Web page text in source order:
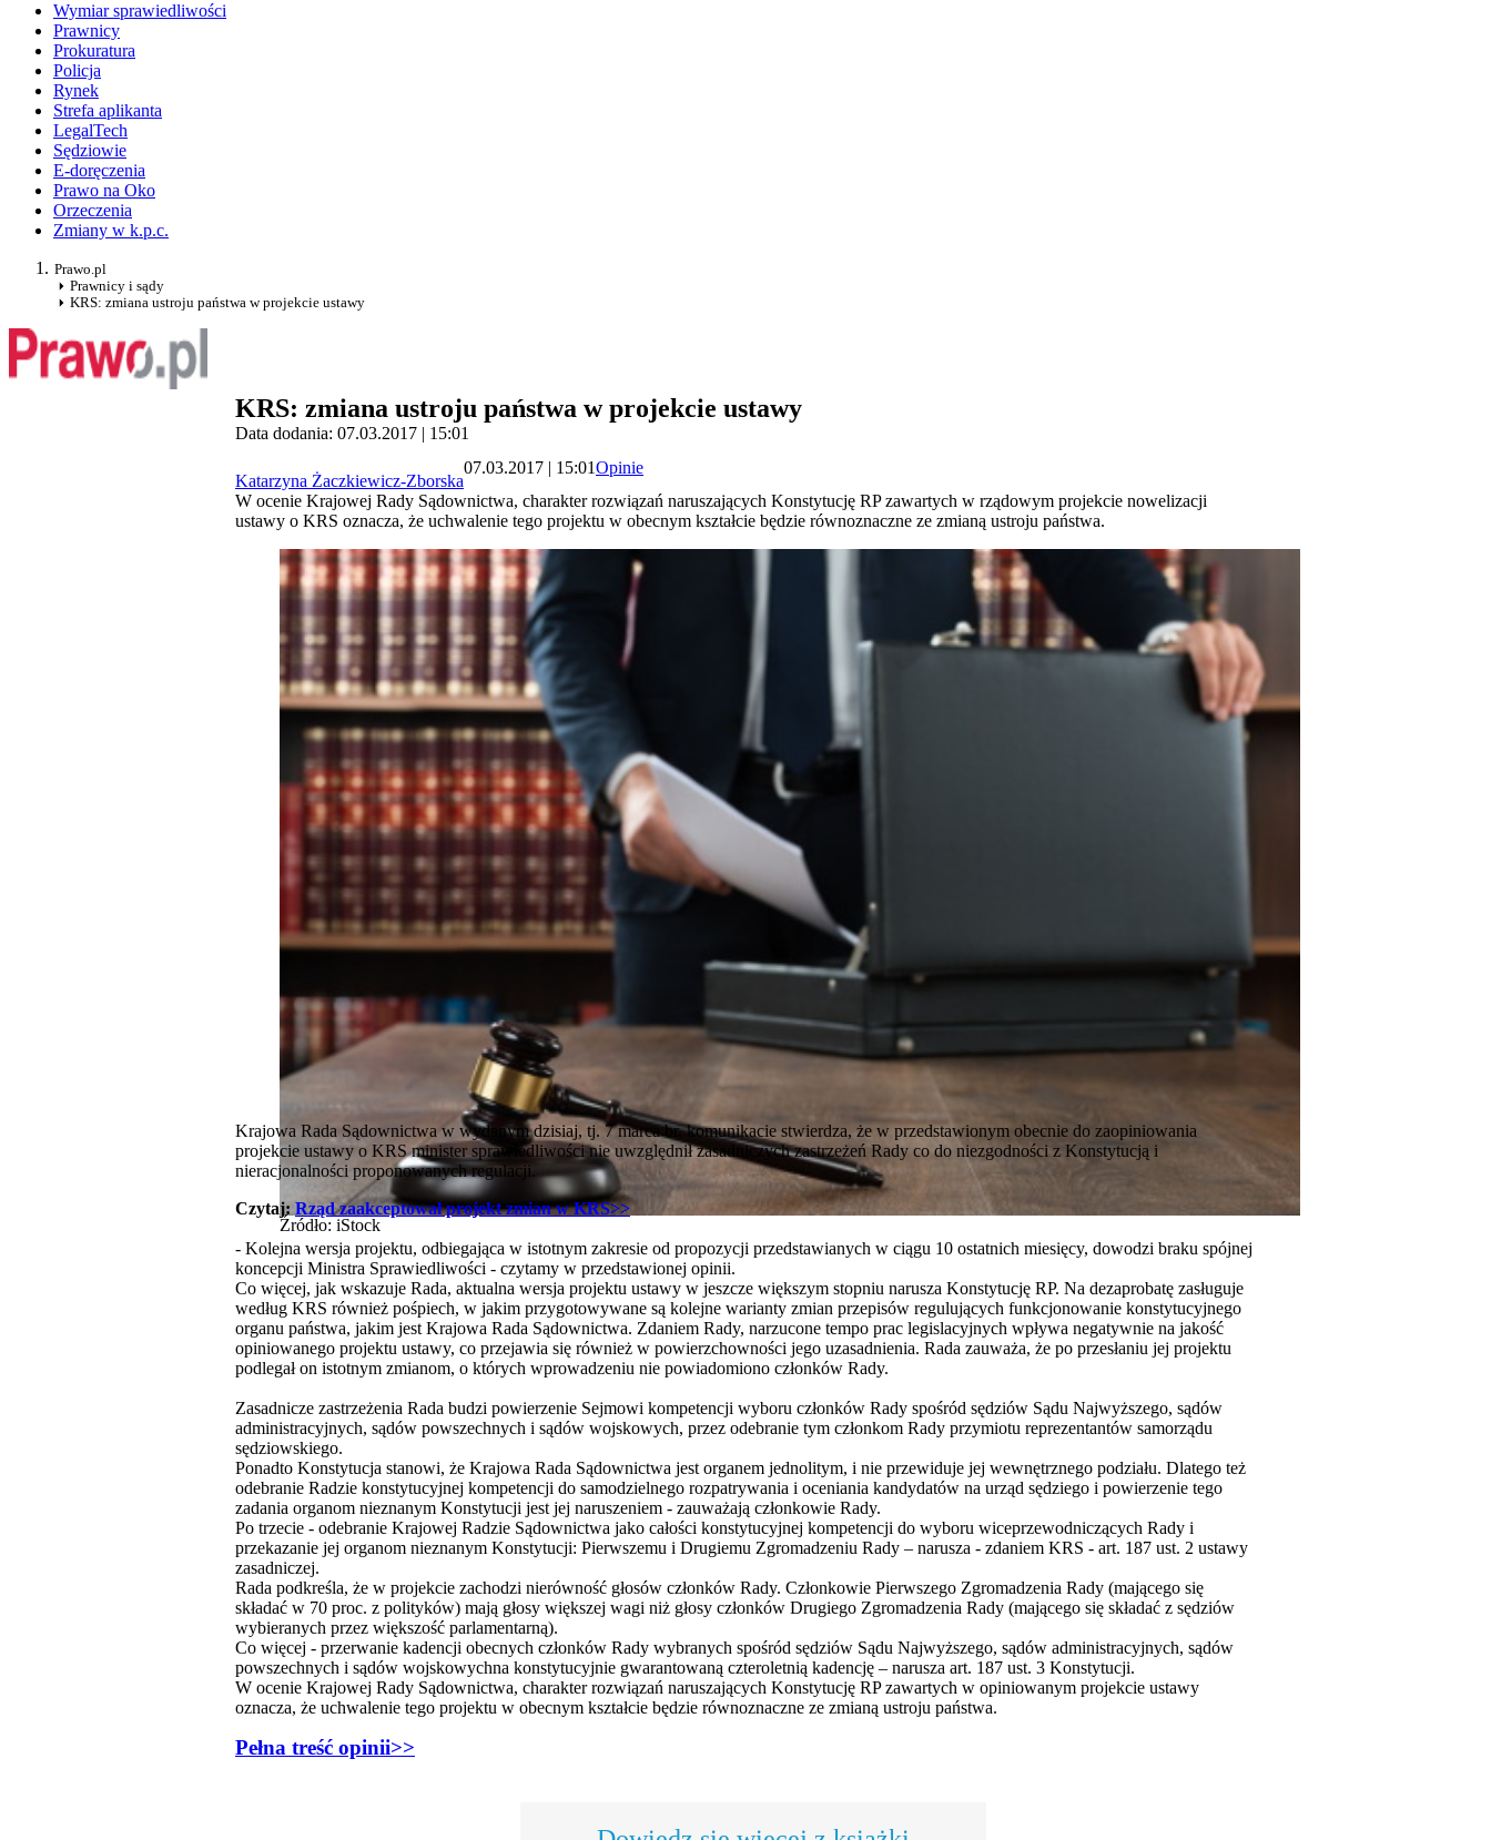
Wymiar sprawiedliwości
Prawnicy
Prokuratura
Policja
Rynek
Strefa aplikanta
LegalTech
Sędziowie
E-doręczenia
Prawo na Oko
Orzeczenia
Zmiany w k.p.c.
Prawo.pl
Prawnicy i sądy
KRS: zmiana ustroju państwa w projekcie ustawy
KRS: zmiana ustroju państwa w projekcie ustawy
Data dodania: 07.03.2017 | 15:01
Katarzyna Żaczkiewicz-Zborska
07.03.2017 | 15:01Opinie
W ocenie Krajowej Rady Sądownictwa, charakter rozwiązań naruszających Konstytucję RP zawartych w rządowym projekcie nowelizacji
ustawy o KRS oznacza, że uchwalenie tego projektu w obecnym kształcie będzie równoznaczne ze zmianą ustroju państwa.
Źródło: iStock
Krajowa Rada Sądownictwa w wydanym dzisiaj, tj. 7 marca br. komunikacie stwierdza, że w przedstawionym obecnie do zaopiniowania
projekcie ustawy o KRS minister sprawiedliwości nie uwzględnił zasadniczych zastrzeżeń Rady co do niezgodności z Konstytucją i
nieracjonalności proponowanych regulacji.
Czytaj: Rząd zaakceptował projekt zmian w KRS>>
- Kolejna wersja projektu, odbiegająca w istotnym zakresie od propozycji przedstawianych w ciągu 10 ostatnich miesięcy, dowodzi braku spójnej
koncepcji Ministra Sprawiedliwości - czytamy w przedstawionej opinii.
Co więcej, jak wskazuje Rada, aktualna wersja projektu ustawy w jeszcze większym stopniu narusza Konstytucję RP. Na dezaprobatę zasługuje
według KRS również pośpiech, w jakim przygotowywane są kolejne warianty zmian przepisów regulujących funkcjonowanie konstytucyjnego
organu państwa, jakim jest Krajowa Rada Sądownictwa. Zdaniem Rady, narzucone tempo prac legislacyjnych wpływa negatywnie na jakość
opiniowanego projektu ustawy, co przejawia się również w powierzchowności jego uzasadnienia. Rada zauważa, że po przesłaniu jej projektu
podlegał on istotnym zmianom, o których wprowadzeniu nie powiadomiono członków Rady.
Zasadnicze zastrzeżenia Rada budzi powierzenie Sejmowi kompetencji wyboru członków Rady spośród sędziów Sądu Najwyższego, sądów
administracyjnych, sądów powszechnych i sądów wojskowych, przez odebranie tym członkom Rady przymiotu reprezentantów samorządu
sędziowskiego.
Ponadto Konstytucja stanowi, że Krajowa Rada Sądownictwa jest organem jednolitym, i nie przewiduje jej wewnętrznego podziału. Dlatego też
odebranie Radzie konstytucyjnej kompetencji do samodzielnego rozpatrywania i oceniania kandydatów na urząd sędziego i powierzenie tego
zadania organom nieznanym Konstytucji jest jej naruszeniem - zauważają członkowie Rady.
Po trzecie - odebranie Krajowej Radzie Sądownictwa jako całości konstytucyjnej kompetencji do wyboru wiceprzewodniczących Rady i
przekazanie jej organom nieznanym Konstytucji: Pierwszemu i Drugiemu Zgromadzeniu Rady – narusza - zdaniem KRS - art. 187 ust. 2 ustawy
zasadniczej.
Rada podkreśla, że w projekcie zachodzi nierówność głosów członków Rady. Członkowie Pierwszego Zgromadzenia Rady (mającego się
składać w 70 proc. z polityków) mają głosy większej wagi niż głosy członków Drugiego Zgromadzenia Rady (mającego się składać z sędziów
wybieranych przez większość parlamentarną).
Co więcej - przerwanie kadencji obecnych członków Rady wybranych spośród sędziów Sądu Najwyższego, sądów administracyjnych, sądów
powszechnych i sądów wojskowychna konstytucyjnie gwarantowaną czteroletnią kadencję – narusza art. 187 ust. 3 Konstytucji.
W ocenie Krajowej Rady Sądownictwa, charakter rozwiązań naruszających Konstytucję RP zawartych w opiniowanym projekcie ustawy
oznacza, że uchwalenie tego projektu w obecnym kształcie będzie równoznaczne ze zmianą ustroju państwa.
Pełna treść opinii>>